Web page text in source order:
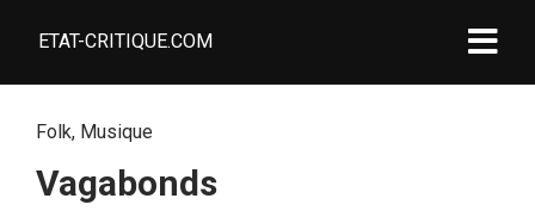
ETAT-CRITIQUE.COM
Folk, Musique
Vagabonds